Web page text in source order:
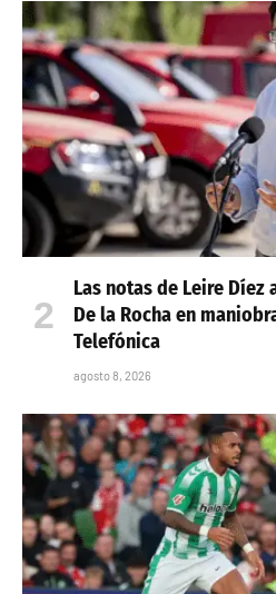
Las notas de Leire Díez
De la Rocha en
Telefónica
agosto 8, 2026